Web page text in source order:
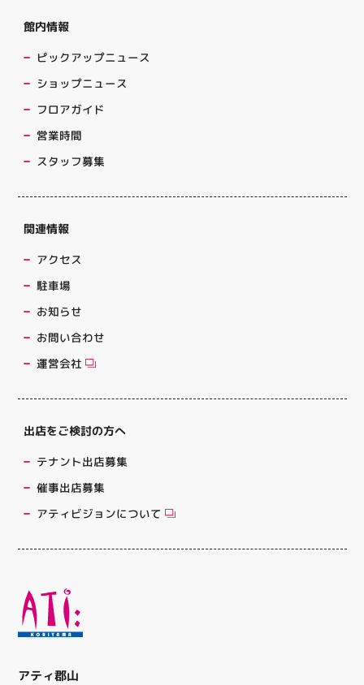
アティ郡山
館内情報
ピックアップニュース
ショップニュース
フロアガイド
営業時間
スタッフ募集
関連情報
アクセス
駐車場
お知らせ
お問い合わせ
運営会社
出店をご検討の方へ
テナント出店募集
催事出店募集
アティビジョンについて